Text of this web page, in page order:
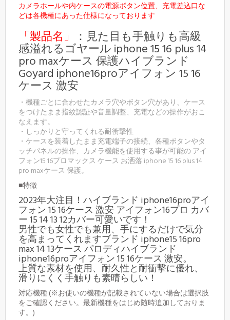
カメラホールや内ケースの電源ボタン位置、充電差込口な
どは各機種にあった仕様になっております
「製品名」 ：見た目も手触りも高級
感溢れるゴヤール iphone 15 16 plus 14
pro maxケース 保護ハイブランド
Goyard iphone16proアイフォン 15 16
ケース 激安
・機種ごとに合わせたカメラ穴やボタン穴があり、ケース
をつけたまま指紋認証や音量調整、充電などの操作がおこ
なえます。
・しっかりと守ってくれる耐衝撃性
・ケースを装着したまま充電端子の接続、各種ボタンやタ
ッチパネルの操作、カメラ機能を使用する事が可能の アイ
フォン15 16プロマックス ケース お洒落 iphone 15 16 plus 14
pro maxケース 保護。
■特徴
2023年大注目！ハイブランド iphone16proアイ
フォン 15 16ケース 激安 アイフォン16プロ カバ
ー 15 14 13 12カバー可愛いです！
男性でも女性でも兼用、手にするだけで気分
を高まってくれますブランド iphone15 16pro
max 14 13ケース パロディハイブランド
iphone16proアイフォン 15 16ケース 激安。
上質な素材を使用、耐久性と耐衝撃に優れ、
滑りにくく手触りも素晴らしい！
対応機種 (※お使いの機種が記載されていない場合は選択肢
をご確認ください。最新機種をはじめ随時追加しておりま
す。)